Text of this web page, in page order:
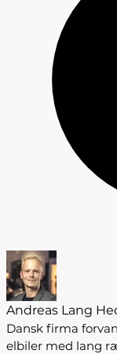
Andreas Lang
Dansk firma
elbiler med lang